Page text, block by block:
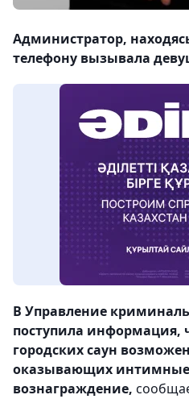
Администратор,
телефону вызывала
В Управление
поступила информация,
городских саун
оказывающих интимные
вознаграждение,